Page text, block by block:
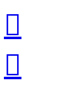

